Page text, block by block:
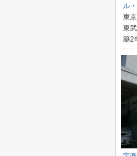
ル
東
東
築2